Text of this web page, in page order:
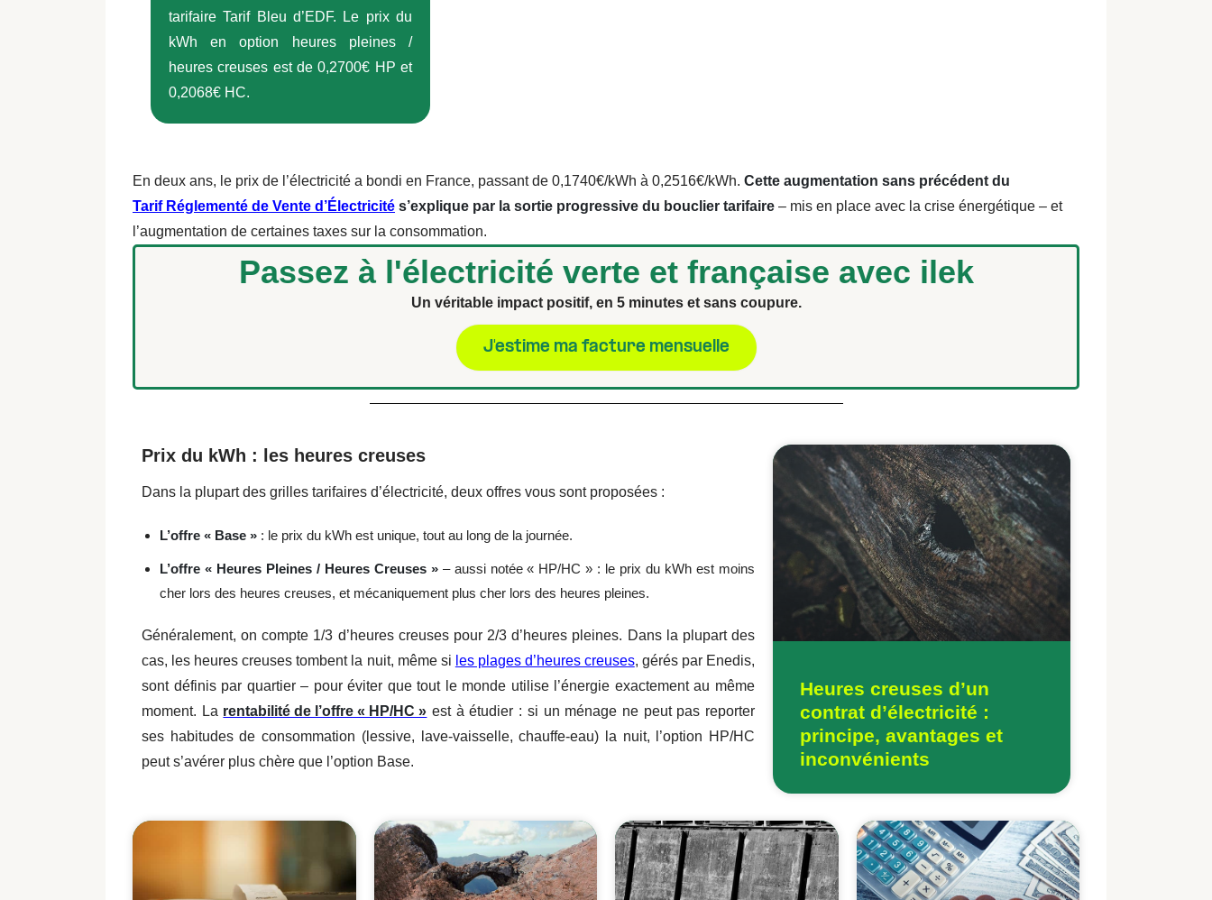
tarifaire Tarif Bleu d’EDF. Le prix du
kWh en option heures pleines /
heures creuses est de 0,2700€ HP et
0,2068€ HC.
En deux ans, le prix de l’électricité a bondi en France, passant de 0,1740€/kWh à 0,2516€/kWh. Cette augmentation sans précédent du
Tarif Réglementé de Vente d’Électricité s’explique par la sortie progressive du bouclier tarifaire – mis en place avec la crise énergétique – et
l’augmentation de certaines taxes sur la consommation.
Passez à l'électricité verte et française avec ilek
Un véritable impact positif, en 5 minutes et sans coupure.
J'estime ma facture mensuelle
Heures creuses d’un
contrat d’électricité :
principe, avantages et
inconvénients
Prix du kWh : les heures creuses
Dans la plupart des grilles tarifaires d’électricité, deux offres vous sont proposées :
L’offre « Base » : le prix du kWh est unique, tout au long de la journée.
L’offre « Heures Pleines / Heures Creuses »– aussi notée « HP/HC » : le prix du kWh est moins
cher lors des heures creuses, et mécaniquement plus cher lors des heures pleines.
Généralement, on compte 1/3 d’heures creuses pour 2/3 d’heures pleines. Dans la plupart des
cas, les heures creuses tombent la nuit, même si les plages d’heures creuses, gérés par Enedis,
sont définis par quartier – pour éviter que tout le monde utilise l’énergie exactement au même
moment. La rentabilité de l’offre « HP/HC » est à étudier : si un ménage ne peut pas reporter
ses habitudes de consommation (lessive, lave-vaisselle, chauffe-eau) la nuit, l’option HP/HC
peut s’avérer plus chère que l’option Base.